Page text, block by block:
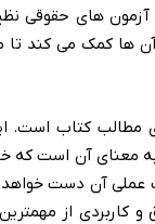
های حقوقی
کمک می کند تا
مطالب کتاب
معنای آن است که
آن دست خواهد
کاربردی از